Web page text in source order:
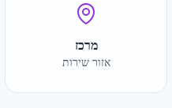
מרכז
אזור שירות